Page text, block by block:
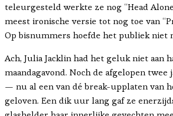
teleurgesteld werkte ze nog “Head
meest ironische versie tot nog toe van
Op bisnummers hoefde het publiek niet
Ach, Julia Jacklin had het geluk niet aan
maandagavond. Noch de afgelopen twee
— nu al een van dé break-upplaten van
geloven. Een dik uur lang gaf ze